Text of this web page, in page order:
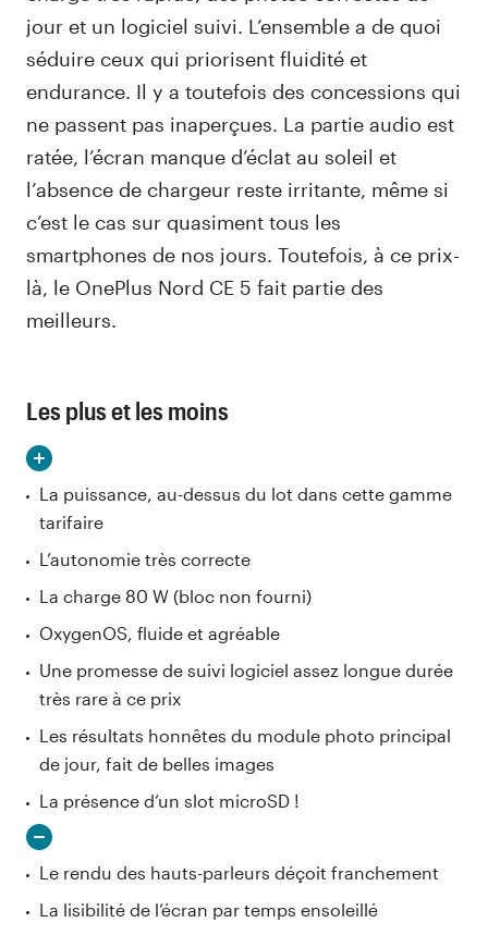
jour et un logiciel suivi. L’ensemble a de quoi
séduire ceux qui priorisent fluidité et
endurance. Il y a toutefois des concessions qui
ne passent pas inaperçues. La partie audio est
ratée, l’écran manque d’éclat au soleil et
l’absence de chargeur reste irritante, même si
c’est le cas sur quasiment tous les
smartphones de nos jours. Toutefois, à ce prix-
là, le OnePlus Nord CE 5 fait partie des
meilleurs.
Les plus et les moins
La puissance, au-dessus du lot dans cette gamme
tarifaire
L’autonomie très correcte
La charge 80 W (bloc non fourni)
OxygenOS, fluide et agréable
Une promesse de suivi logiciel assez longue durée
très rare à ce prix
Les résultats honnêtes du module photo principal
de jour, fait de belles images
La présence d’un slot microSD !
Le rendu des hauts-parleurs déçoit franchement
La lisibilité de l’écran par temps ensoleillé